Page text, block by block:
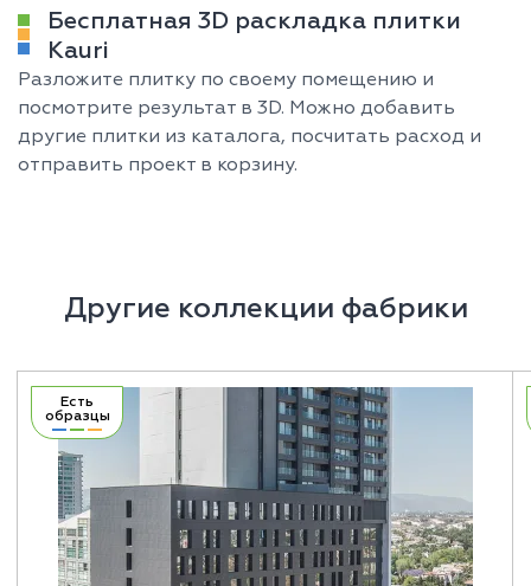
Бесплатная 3D раскладка плитки
Kauri
Разложите плитку по своему помещению и
посмотрите результат в 3D. Можно добавить
другие плитки из каталога, посчитать расход и
отправить проект в корзину.
Другие коллекции фабрики
Есть
образцы